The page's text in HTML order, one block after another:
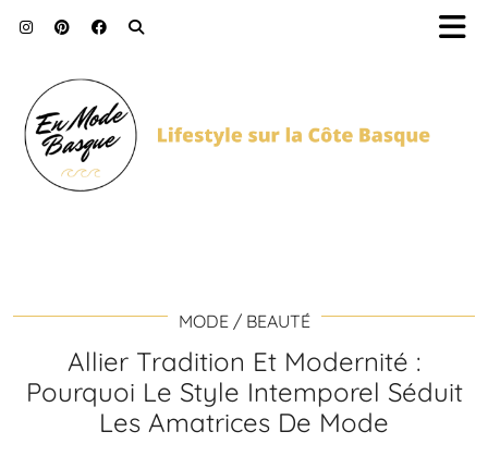
MODE / BEAUTÉ
Allier Tradition Et Modernité :
Pourquoi Le Style Intemporel Séduit
Les Amatrices De Mode